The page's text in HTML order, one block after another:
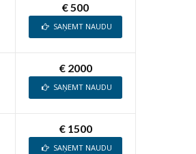
€ 500
SAŅEMT NAUDU
€ 2000
SAŅEMT NAUDU
€ 1500
SAŅEMT NAUDU